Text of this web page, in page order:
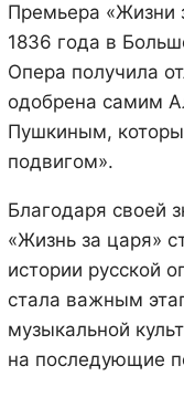
Премьера «Жизни
1836 года в
Опера получила
одобрена самим
Пушкиным,
подвигом».
Благодаря своей
«Жизнь за царя»
истории русской
стала важным
музыкальной
на последующие